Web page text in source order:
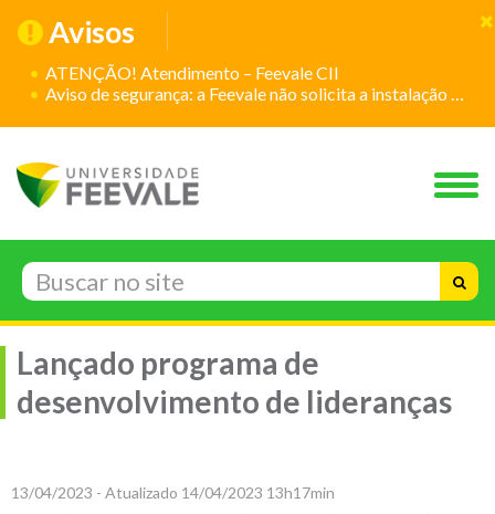
Avisos
ATENÇÃO! Atendimento – Feevale CII
Aviso de segurança: a Feevale não solicita a instalação de aplicativos
Lançado programa de
desenvolvimento de lideranças
13/04/2023 - Atualizado 14/04/2023 13h17min